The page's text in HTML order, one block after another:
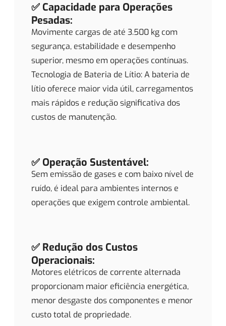
✅ Capacidade para Operações
Pesadas:
Movimente cargas de até 3.500 kg com
segurança, estabilidade e desempenho
superior, mesmo em operações contínuas.
Tecnologia de Bateria de Lítio: A bateria de
lítio oferece maior vida útil, carregamentos
mais rápidos e redução significativa dos
custos de manutenção.
✅ Operação Sustentável:
Sem emissão de gases e com baixo nível de
ruído, é ideal para ambientes internos e
operações que exigem controle ambiental.
✅ Redução dos Custos
Operacionais:
Motores elétricos de corrente alternada
proporcionam maior eficiência energética,
menor desgaste dos componentes e menor
custo total de propriedade.